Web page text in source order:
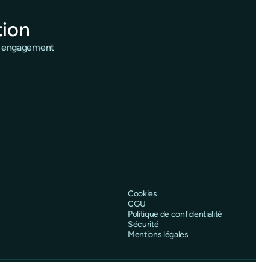
Cookies
CGU
Politique de confidentialité
Sécurité
Mentions légales